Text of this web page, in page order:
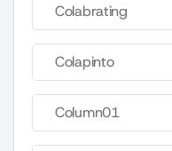
Colabrating
Colapinto
Column01